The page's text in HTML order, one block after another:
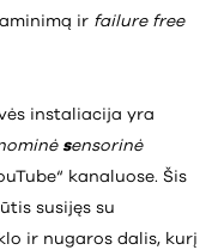
ir failure free
instaliacija yra
sensorinė
kanaluose. Šis
susijęs su
ir nugaros dalis, kurį